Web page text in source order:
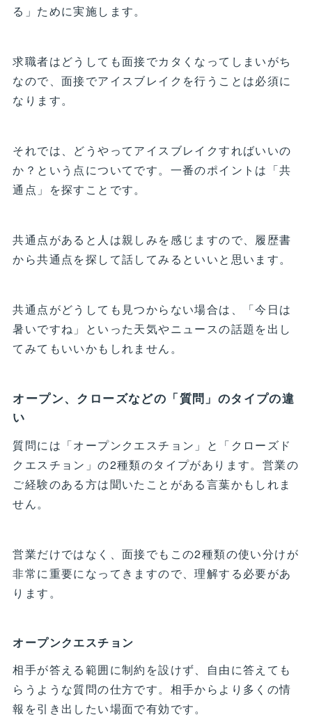
る」ために実施します。
求職者はどうしても面接でカタくなってしまいがち
なので、面接でアイスブレイクを行うことは必須に
なります。
それでは、どうやってアイスブレイクすればいいの
か？という点についてです。一番のポイントは「共
通点」を探すことです。
共通点があると人は親しみを感じますので、履歴書
から共通点を探して話してみるといいと思います。
共通点がどうしても見つからない場合は、「今日は
暑いですね」といった天気やニュースの話題を出し
てみてもいいかもしれません。
オープン、クローズなどの「質問」のタイプの違
い
質問には「オープンクエスチョン」と「クローズド
クエスチョン」の2種類のタイプがあります。営業の
ご経験のある方は聞いたことがある言葉かもしれま
せん。
営業だけではなく、面接でもこの2種類の使い分けが
非常に重要になってきますので、理解する必要があ
ります。
オープンクエスチョン
相手が答える範囲に制約を設けず、自由に答えても
らうような質問の仕方です。相手からより多くの情
報を引き出したい場面で有効です。